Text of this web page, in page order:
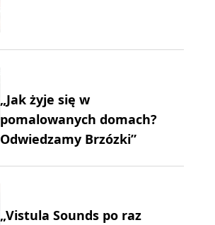
„Jak żyje się w
pomalowanych domach?
Odwiedzamy Brzózki”
„Vistula Sounds po raz